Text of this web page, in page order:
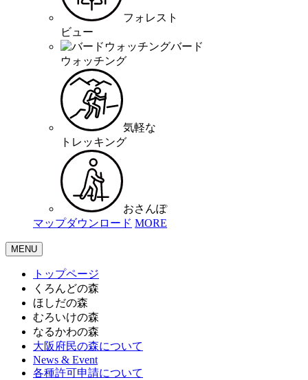
フォレスト
ビュー
バード
ウォッチング
気軽な
トレッキング
おさんぽ
マップダウンロード MORE
MENU
トップページ
くろんどの森
ほしだの森
むろいけの森
なるかわの森
大阪府民の森について
News & Event
各種許可申請について